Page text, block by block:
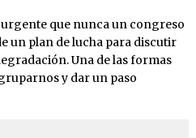
urgente que nunca un congreso
un plan de lucha para discutir
Una de las formas
y dar un paso